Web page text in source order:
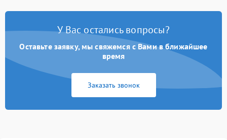
У Вас остались вопросы?
Оставьте заявку, мы свяжемся с Вами в ближайшее
время
Заказать звонок